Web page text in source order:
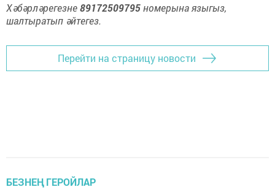
Хәбәрләрегезне89172509795номерына языгыз,
шалтыратып әйтегез.
Перейти на страницу новости
БЕЗНЕҢ ГЕРОЙЛАР